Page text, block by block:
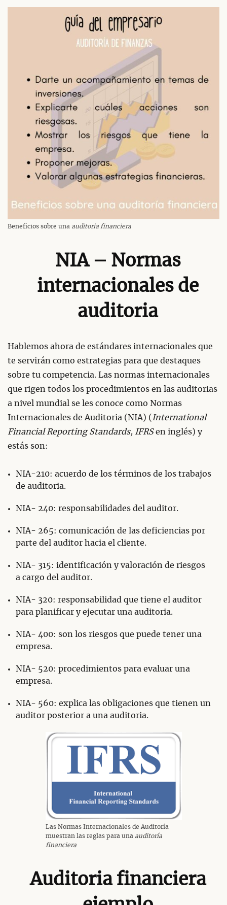
Beneficios sobre una auditoria financiera
NIA – Normas
internacionales de
auditoria
Hablemos ahora de estándares internacionales que
te servirán como estrategias para que destaques
sobre tu competencia. Las normas internacionales
que rigen todos los procedimientos en las auditorias
a nivel mundial se les conoce como Normas
Internacionales de Auditoria (NIA) ( International
Financial Reporting Standards, IFRSen inglés) y
estás son:
NIA-210: acuerdo de los términos de los trabajos
de auditoria.
NIA- 240: responsabilidades del auditor.
NIA- 265: comunicación de las deficiencias por
parte del auditor hacia el cliente.
NIA- 315: identificación y valoración de riesgos
a cargo del auditor.
NIA- 320: responsabilidad que tiene el auditor
para planificar y ejecutar una auditoria.
NIA- 400: son los riesgos que puede tener una
empresa.
NIA- 520: procedimientos para evaluar una
empresa.
NIA- 560: explica las obligaciones que tienen un
auditor posterior a una auditoria.
Las Normas Internacionales de Auditoría
muestran las reglas para una auditoría
financiera
Auditoria financiera